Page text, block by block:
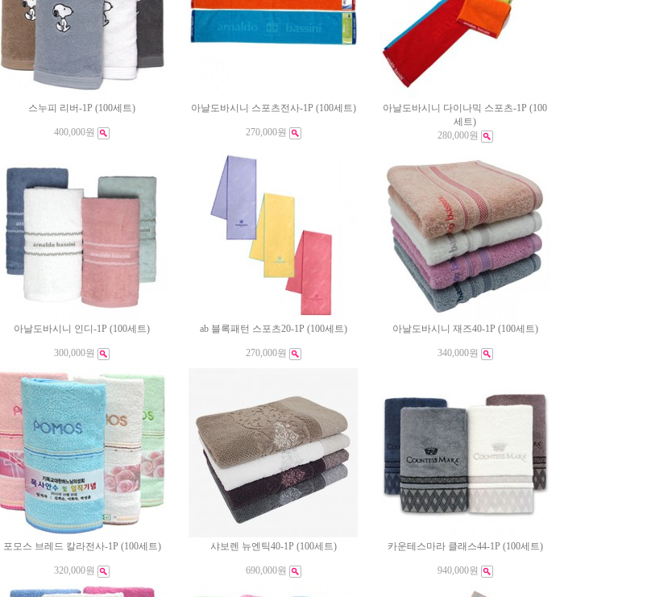
스누피 리버-1P (100세트)
400,000원
아날도바시니 스포츠전사-1P (100세트)
270,000원
아날도바시니 다이나믹 스포츠-1P (100
세트)
280,000원
아날도바시니 인디-1P (100세트)
300,000원
ab 블록패턴 스포츠20-1P (100세트)
270,000원
아날도바시니 재즈40-1P (100세트)
340,000원
포모스 브레드 칼라전사-1P (100세트)
320,000원
샤보렌 뉴엔틱40-1P (100세트)
690,000원
카운테스마라 클래스44-1P (100세트)
940,000원